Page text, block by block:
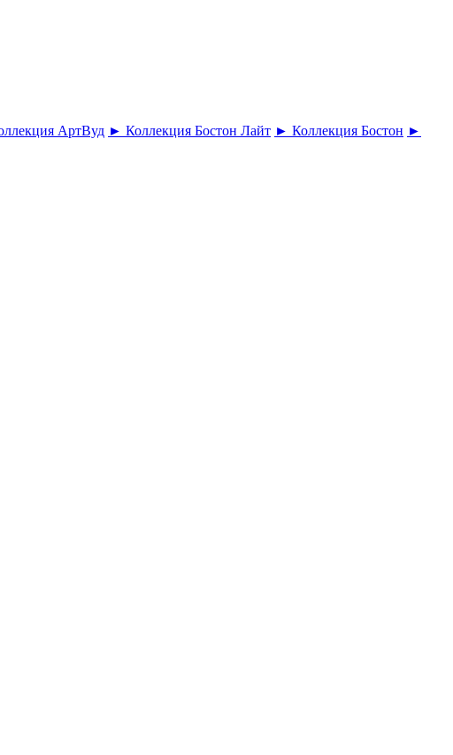
АртВуд ► Коллекция Бостон Лайт ► Коллекция Бостон ►